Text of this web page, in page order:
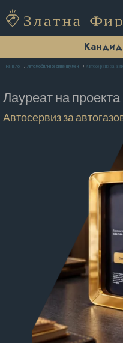
Начало Автомобилни сервизи Шумен Автосервиз за
Лауреат на проекта
Автосервиз за